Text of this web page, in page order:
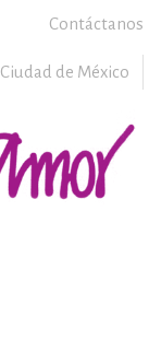
Contáctanos
Ciudad de México